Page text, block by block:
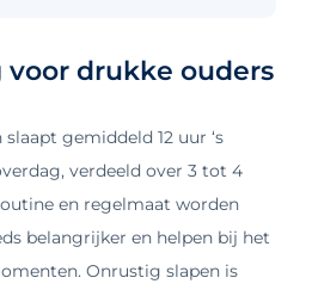
voor drukke ouders
slaapt gemiddeld 12 uur ‘s
verdeeld over 3 tot 4
en regelmaat worden
belangrijker en helpen bij het
Onrustig slapen is